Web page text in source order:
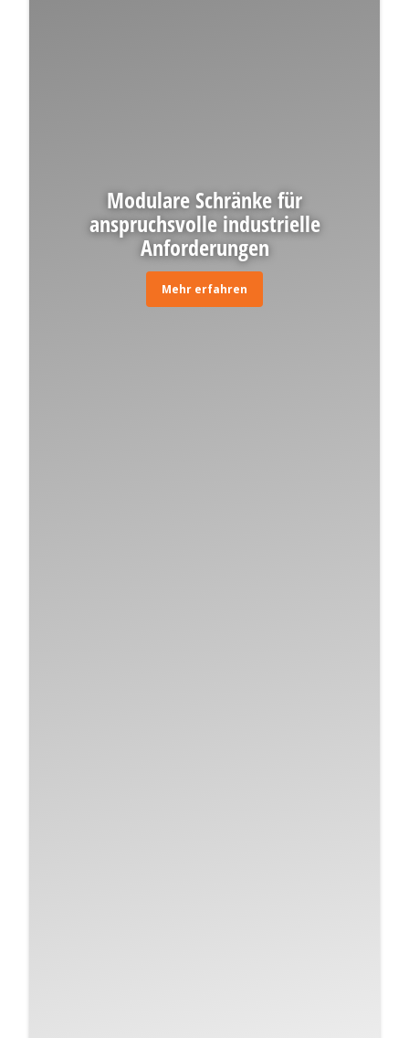
Modulare Schränke für
anspruchsvolle industrielle
Anforderungen
Mehr erfahren